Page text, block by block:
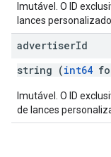
Imutável. O ID
lances
advertiserId
string (int64
Imutável. O ID
de lances